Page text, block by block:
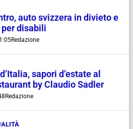
auto svizzera in divieto e
disabili
Redazione
sapori d’estate al
by Claudio Sadler
Redazione